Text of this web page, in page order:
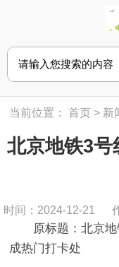
当前位置：首页 > 新
北京地铁3号
时间：2024-12-21
原标题：北京
成热门打卡处